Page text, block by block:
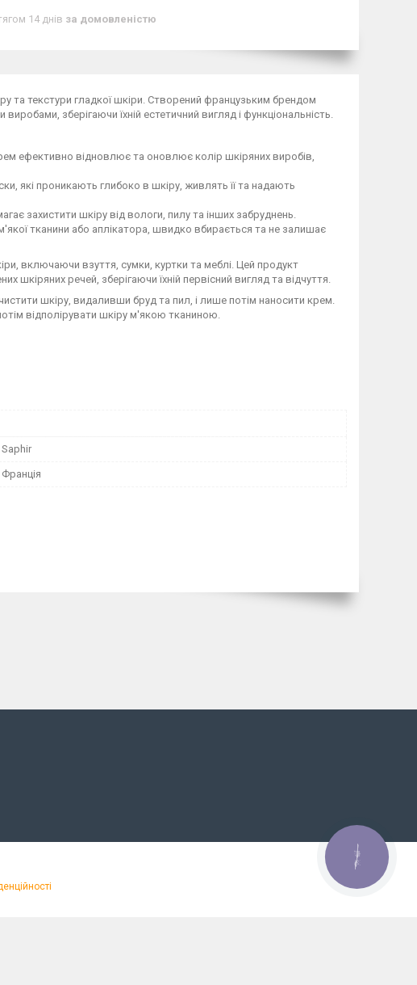
14 днів за домовленістю
та текстури гладкої шкіри. Створений французьким брендом
зберігаючи їхній естетичний вигляд і функціональність.
ефективно відновлює та оновлює колір шкіряних виробів,
які проникають глибоко в шкіру, живлять її та надають
захистити шкіру від вологи, пилу та інших забруднень.
тканини або аплікатора, швидко вбирається та не залишає
включаючи взуття, сумки, куртки та меблі. Цей продукт
речей, зберігаючи їхній первісний вигляд та відчуття.
шкіру, видаливши бруд та пил, і лише потім наносити крем.
відполірувати шкіру м'якою тканиною.
Saphir
Франція
КНОПКА
ЗВ'ЯЗКУ